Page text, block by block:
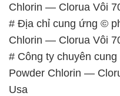
Chlorin — Clorua Vôi
# Địa chỉ cung ứng ©
Chlorin — Clorua Vôi
# Công ty chuyên
Powder Chlorin —
Usa